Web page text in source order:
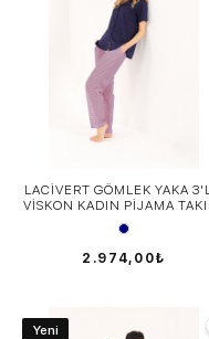
LACİVERT GÖMLEK YAKA
VİSKON KADIN PİJAMA
2.974,00₺
Yeni